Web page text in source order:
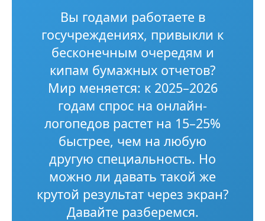
Вы годами работаете в
госучреждениях, привыкли к
бесконечным очередям и
кипам бумажных отчетов?
Мир меняется: к 2025–2026
годам спрос на онлайн-
логопедов растет на 15–25%
быстрее, чем на любую
другую специальность. Но
можно ли давать такой же
крутой результат через экран?
Давайте разберемся.